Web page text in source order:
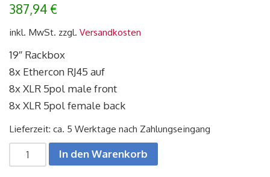
387,94 €
inkl. MwSt. zzgl. Versandkosten
19″ Rackbox
8x Ethercon RJ45 auf
8x XLR 5pol male front
8x XLR 5pol female back
Lieferzeit: ca. 5 Werktage nach Zahlungseingang
CatCore
19"
In den Warenkorb